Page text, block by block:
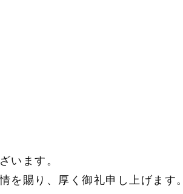
ざいます。
を賜り、厚く御礼申し上げます。